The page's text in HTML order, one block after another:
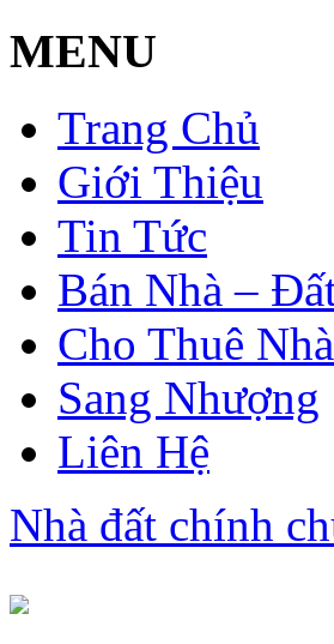
MENU
Trang Chủ
Giới Thiệu
Tin Tức
Bán Nhà –
Cho Thuê
Sang Nhượng
Liên Hệ
Nhà đất chính